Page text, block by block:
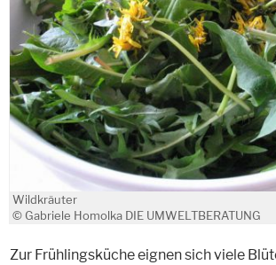
Wildkräuter
© Gabriele Homolka DIE UMWELTBERATUNG
Zur Frühlingsküche eignen sich viele